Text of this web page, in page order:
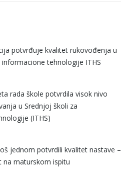
potvrđuje kvalitet rukovođenja u
tehnologije ITHS
rada škole potvrdila visok nivo
u Srednjoj školi za
(ITHS)
jednom potvrdili kvalitet nastave –
na maturskom ispitu